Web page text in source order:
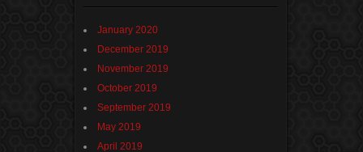
January 2020
December 2019
November 2019
October 2019
September 2019
May 2019
April 2019